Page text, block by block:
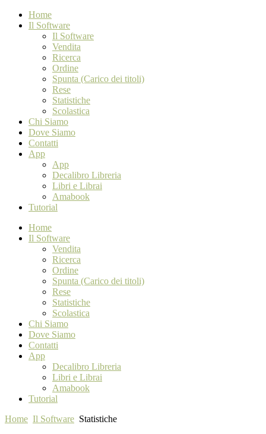
Home
Il Software
Il Software
Vendita
Ricerca
Ordine
Spunta (Carico dei titoli)
Rese
Statistiche
Scolastica
Chi Siamo
Dove Siamo
Contatti
App
App
Decalibro Libreria
Libri e Librai
Amabook
Tutorial
Home
Il Software
Vendita
Ricerca
Ordine
Spunta (Carico dei titoli)
Rese
Statistiche
Scolastica
Chi Siamo
Dove Siamo
Contatti
App
Decalibro Libreria
Libri e Librai
Amabook
Tutorial
Home Il Software Statistiche